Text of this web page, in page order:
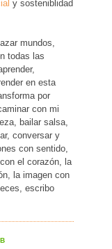
y sosteniblidad
mundos,
todas las
en esta
por
con mi
bailar salsa,
conversar y
con sentido,
el corazón, la
la imagen con
escribo